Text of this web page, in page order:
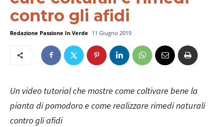
contro gli afidi
Redazione Passione In Verde 11 Giugno 2019
Un video tutorial che mostre come coltivare bene la
pianta di pomodoro e come realizzare rimedi naturali
contro gli afidi